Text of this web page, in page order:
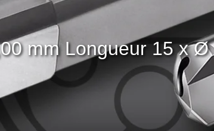
mm Longueur 15 x Ø